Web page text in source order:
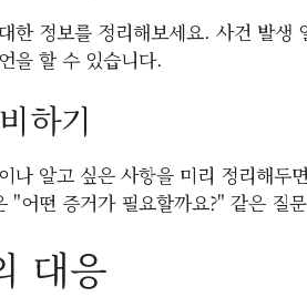
한 정보를 정리해보세요. 사건 발
을 할 수 있습니다.
하기
나 알고 싶은 사항을 미리 정리해
"어떤 증거가 필요할까요?" 같은 질
대응